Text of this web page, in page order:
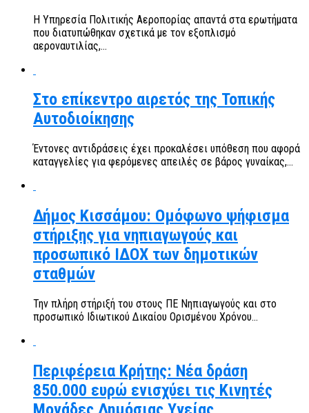
Η Υπηρεσία Πολιτικής Αεροπορίας απαντά στα ερωτήματα
που διατυπώθηκαν σχετικά με τον εξοπλισμό
αεροναυτιλίας,...
Στο επίκεντρο αιρετός της Τοπικής
Αυτοδιοίκησης
Έντονες αντιδράσεις έχει προκαλέσει υπόθεση που αφορά
καταγγελίες για φερόμενες απειλές σε βάρος γυναίκας,...
Δήμος Κισσάμου: Ομόφωνο ψήφισμα
στήριξης για νηπιαγωγούς και
προσωπικό ΙΔΟΧ των δημοτικών
σταθμών
Την πλήρη στήριξή του στους ΠΕ Νηπιαγωγούς και στο
προσωπικό Ιδιωτικού Δικαίου Ορισμένου Χρόνου...
Περιφέρεια Κρήτης: Νέα δράση
850.000 ευρώ ενισχύει τις Κινητές